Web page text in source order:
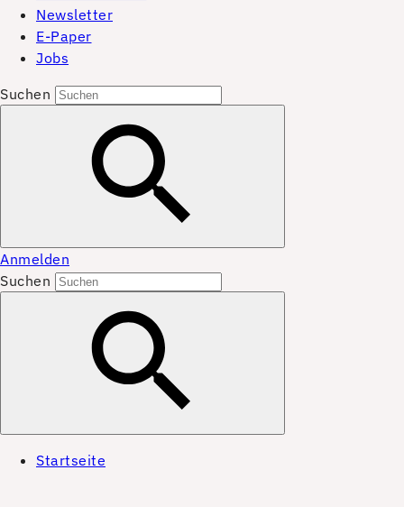
Newsletter
E-Paper
Jobs
Suchen
Anmelden
Suchen
Startseite